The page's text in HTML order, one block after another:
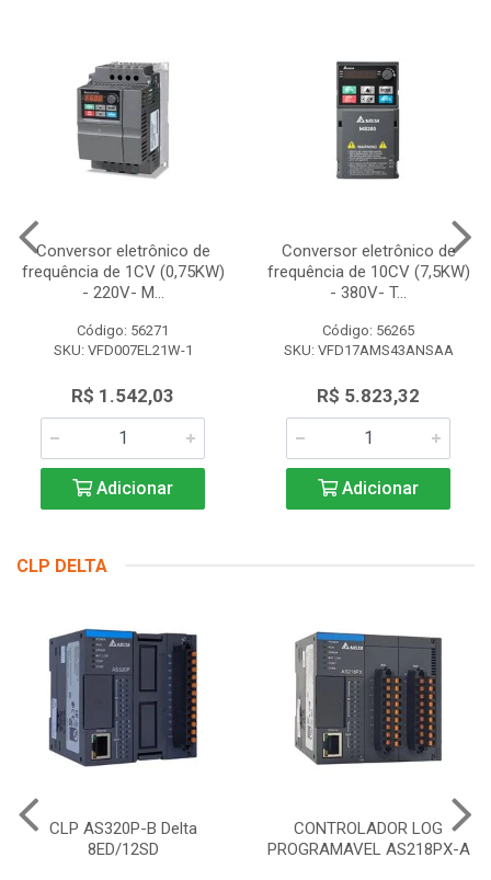
Conversor eletrônico de
frequência de 1CV (0,75KW)
- 220V- M...
Código: 56271
SKU: VFD007EL21W-1
R$ 1.542,03
Adicionar
Conversor eletrônico de
frequência de 10CV (7,5KW)
- 380V- T...
Código: 56265
SKU: VFD17AMS43ANSAA
R$ 5.823,32
Adicionar
CLP DELTA
CLP AS320P-B Delta
8ED/12SD
CONTROLADOR LOG
PROGRAMAVEL AS218PX-A